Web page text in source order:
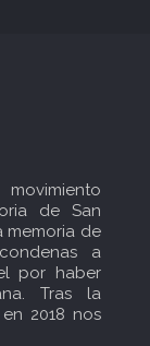
de San
memoria de
a
por haber
Tras la
2018 nos